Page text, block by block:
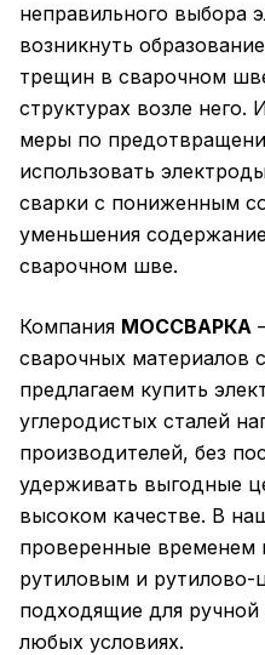
неправильного выбора
возникнуть
трещин в сварочном
структурах возле него.
меры по
использовать
сварки с пониженным
уменьшения
сварочном шве.
Компания МОССВАРКА
сварочных материалов
предлагаем купить
углеродистых сталей
производителей, без
удерживать выгодные
высоком качестве. В
проверенные временем
рутиловым и
подходящие для
любых условиях.